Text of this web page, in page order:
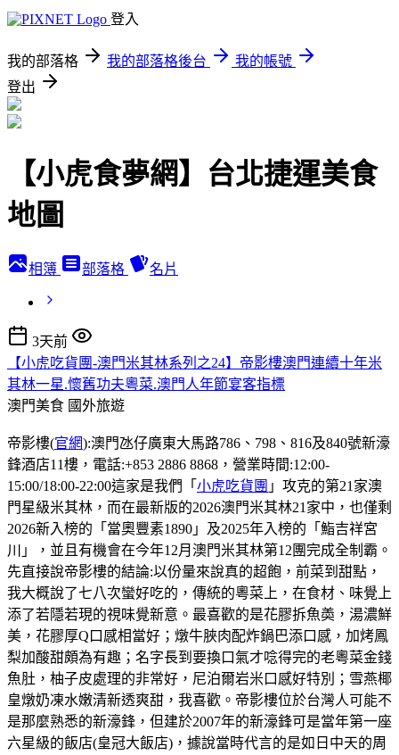
登入
我的部落格 我的部落格後台
我的帳號
登出
【小虎食夢網】台北捷運美食
地圖
相簿 部落格 名片
3天前
【小虎吃貨團-澳門米其林系列之24】帝影樓澳門連續十年米
其林一星.懷舊功夫粵菜.澳門人年節宴客指標
澳門美食 國外旅遊
帝影樓(官網):澳門氹仔廣東大馬路786、798、816及840號新濠
鋒酒店11樓，電話:+853 2886 8868，營業時間:12:00-
15:00/18:00-22:00這家是我們「 小虎吃貨團 」攻克的第21家澳
門星級米其林，而在最新版的2026澳門米其林21家中，也僅剩
2026新入榜的「當奧豐素1890」及2025年入榜的「鮨吉祥宮
川」，並且有機會在今年12月澳門米其林第12團完成全制霸。
先直接說帝影樓的結論:以份量來說真的超飽，前菜到甜點，
我大概說了七八次蠻好吃的，傳統的粵菜上，在食材、味覺上
添了若隱若現的視味覺新意。最喜歡的是花膠拆魚𡙡，湯濃鮮
美，花膠厚Q口感相當好；燉牛脥肉配炸鍋巴添口感，加烤鳳
梨加酸甜頗為有趣；名字長到要換口氣才唸得完的老粵菜金錢
魚肚，柚子皮處理的非常好，尼泊爾岩米口感好特別；雪燕椰
皇燉奶凍水嫩清新透爽甜，我喜歡。帝影樓位於台灣人可能不
是那麼熟悉的新濠鋒，但建於2007年的新濠鋒可是當年第一座
六星級的飯店(皇冠大飯店)，據說當時代言的是如日中天的周